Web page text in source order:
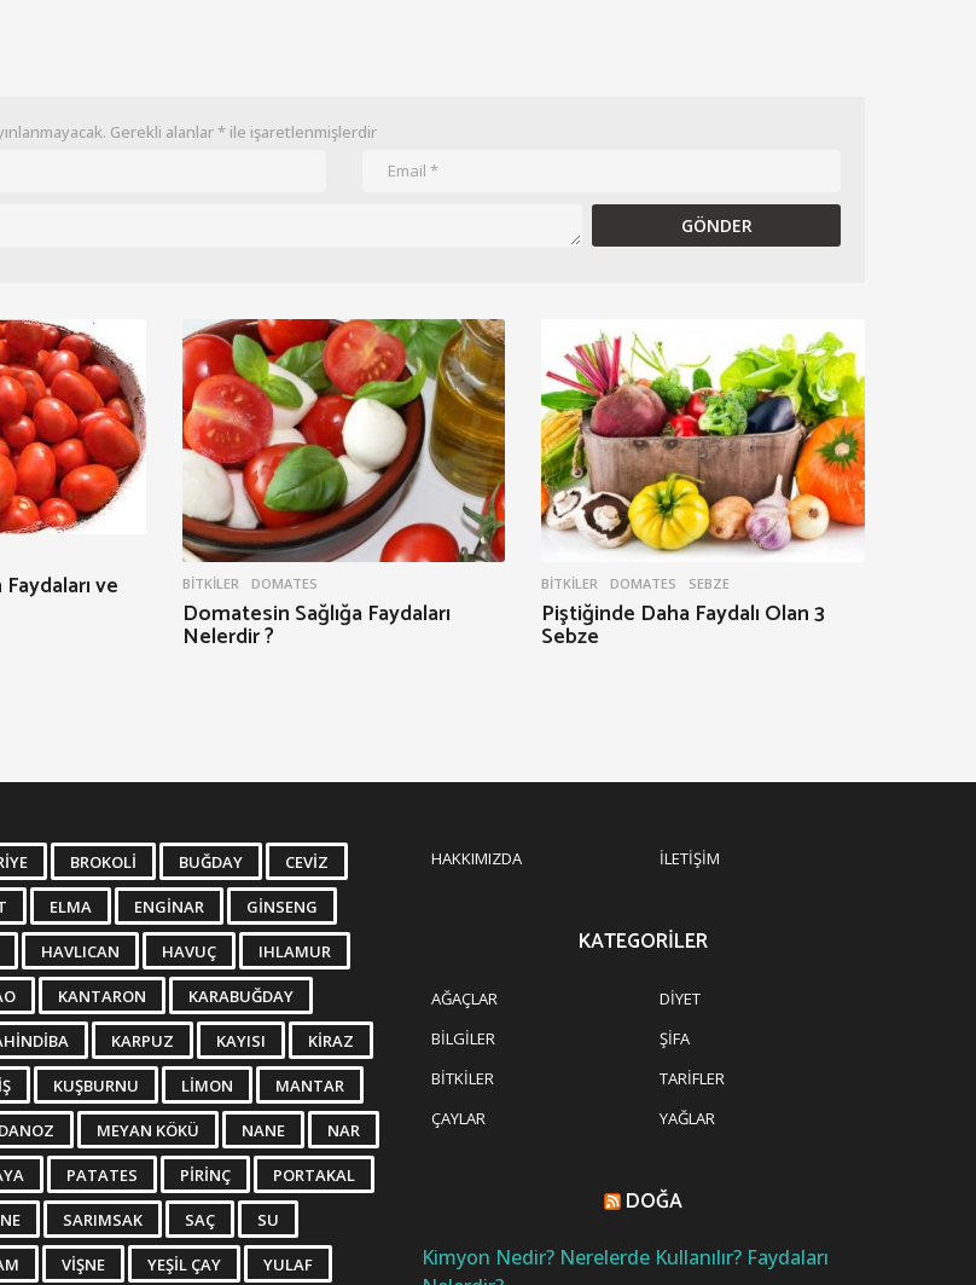
Gerekli alanlar*ile işaretlenmişlerdir
ve BITKILER DOMATES
Domatesin Sağlığa Faydaları
Nelerdir ?
BITKILER DOMATES ,SEBZE
Piştiğinde Daha Faydalı Olan 3
Sebze
BROKOLI BUĞDAY CEVIZ
ELMA ENGINAR GINSENG
HAVLICAN HAVUÇ IHLAMUR
KANTARON KARABUĞDAY
KARPUZ KAYISI KIRAZ
KUŞBURNU LIMON MANTAR
MEYAN KÖKÜ NANE NAR
PATATES PIRINÇ PORTAKAL
SARIMSAK SAÇ SU
VIŞNE YEŞIL ÇAY YULAF
HAKKIMIZDA İLETIŞIM
KATEGORILER
AĞAÇLAR
BILGILER
BITKILER
ÇAYLAR
DIYET
ŞIFA
TARIFLER
YAĞLAR
DOĞA
Kimyon Nedir? Nerelerde Kullanılır? Faydaları